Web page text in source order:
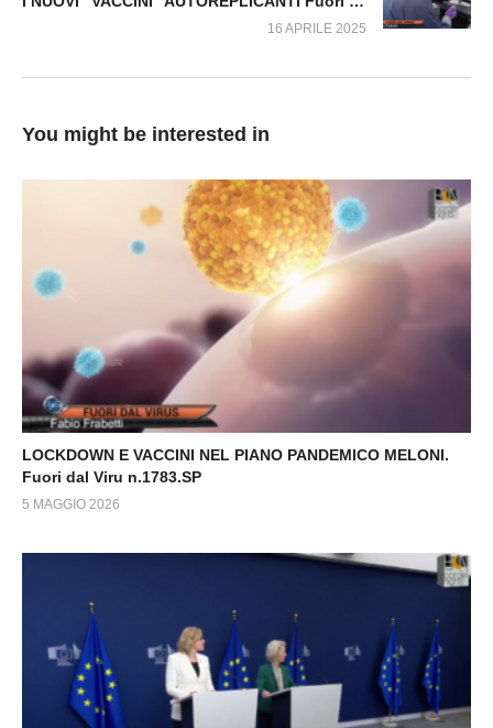
16 APRILE 2025
You might be interested in
LOCKDOWN E VACCINI NEL PIANO PANDEMICO MELONI.
Fuori dal Viru n.1783.SP
5 MAGGIO 2026